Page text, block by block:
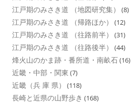
江戸期のみさき道 （地図研究集） (8)
江戸期のみさき道 （帰路ほか） (12)
江戸期のみさき道 （往路前半） (31)
江戸期のみさき道 （往路後半） (44)
烽火山のかま跡・番所道・南畝石(16)
近畿・中部・関東 (7)
近畿（兵 庫 県） (118)
長崎と近県の山野歩き (168)